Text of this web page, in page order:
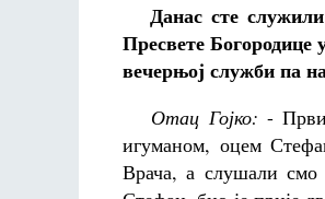
Данас сте
Пресвете Богородице
вечерњој служби па
Отац Гојко: -
игуманом, оцем
Врача, а слушали смо